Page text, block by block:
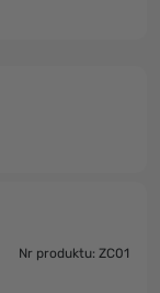
Nr produktu: ZC01